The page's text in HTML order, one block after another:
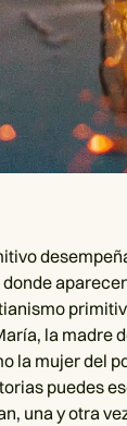
la madre
la mujer del
puedes
una y otra